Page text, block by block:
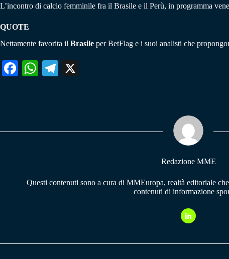
L’incontro di calcio femminile fra il Brasile e il Perù, in programma
QUOTE
Nettamente favorita il Brasile per BetFlag e i suoi analisti che
Fa W
pp
Te
m
Redazione MME
Questi contenuti sono a cura di MMEuropa, realtà editoriale
contenuti di informazione